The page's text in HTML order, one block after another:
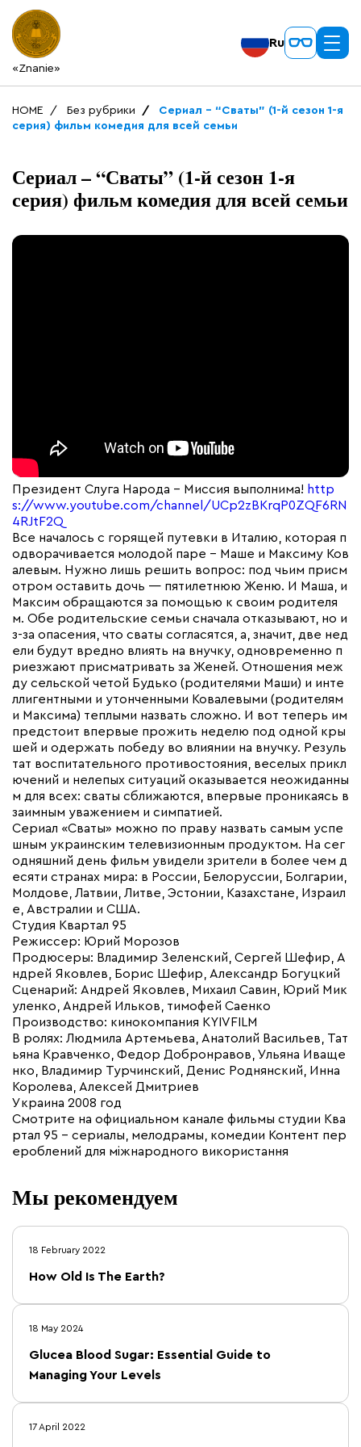
«Znanie»
Ru
HOME Без рубрики
Сериал – “Сваты” (1-й сезон 1-я
серия) фильм комедия для всей семьи
Сериал – “Сваты” (1-й сезон 1-я
серия) фильм комедия для всей семьи
Президент Слуга Народа – Миссия выполнима! http
s://www.youtube.com/channel/UCp2zBKrqP0ZQF6RN
4RJtF2Q
Все началось с горящей путевки в Италию, которая п
одворачивается молодой паре – Маше и Максиму Ков
алевым. Нужно лишь решить вопрос: под чьим присм
отром оставить дочь — пятилетнюю Женю. И Маша, и
Максим обращаются за помощью к своим родителя
м. Обе родительские семьи сначала отказывают, но и
з-за опасения, что сваты согласятся, а, значит, две нед
ели будут вредно влиять на внучку, одновременно п
риезжают присматривать за Женей. Отношения меж
ду сельской четой Будько (родителями Маши) и инте
ллигентными и утонченными Ковалевыми (родителям
и Максима) теплыми назвать сложно. И вот теперь им
предстоит впервые прожить неделю под одной кры
шей и одержать победу во влиянии на внучку. Резуль
тат воспитательного противостояния, веселых прикл
ючений и нелепых ситуаций оказывается неожиданны
м для всех: сваты сближаются, впервые проникаясь в
заимным уважением и симпатией.
Сериал «Сваты» можно по праву назвать самым успе
шным украинским телевизионным продуктом. На сег
одняшний день фильм увидели зрители в более чем д
есяти странах мира: в России, Белоруссии, Болгарии,
Молдове, Латвии, Литве, Эстонии, Казахстане, Израил
е, Австралии и США.
Студия Квартал 95
Режиссер: Юрий Морозов
Продюсеры: Владимир Зеленский, Сергей Шефир, А
ндрей Яковлев, Борис Шефир, Александр Богуцкий
Сценарий: Андрей Яковлев, Михаил Савин, Юрий Мик
уленко, Андрей Ильков, тимофей Саенко
Производство: кинокомпания KYIVFILM
В ролях: Людмила Артемьева, Анатолий Васильев, Тат
ьяна Кравченко, Федор Добронравов, Ульяна Иваще
нко, Владимир Турчинский, Денис Роднянский, Инна
Королева, Алексей Дмитриев
Украина 2008 год
Смотрите на официальном канале фильмы студии Ква
ртал 95 – сериалы, мелодрамы, комедии Контент пер
ероблений для міжнародного використання
Мы рекомендуем
18 February 2022
How Old Is The Earth?
18 May 2024
Glucea Blood Sugar: Essential Guide to
Managing Your Levels
17 April 2022